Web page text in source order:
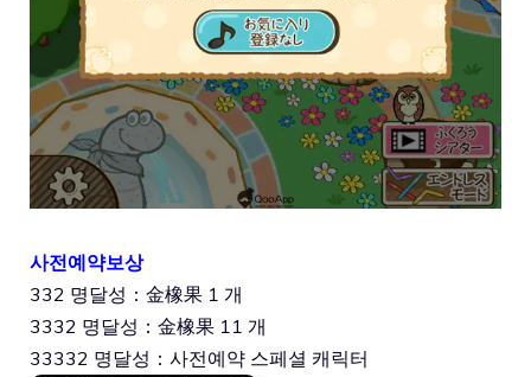
사전예약보상
332 명달성：金橡果 1 개
3332 명달성：金橡果 11 개
33332 명달성：사전예약 스페셜 캐릭터